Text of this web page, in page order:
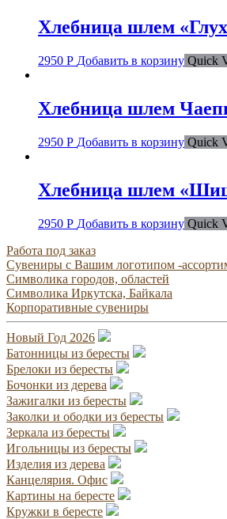
Хлебница шлем
2950 Р Добавить в корзину Quick
Хлебница шлем
2950 Р Добавить в корзину Quick
Хлебница шлем
2950 Р Добавить в корзину Quick
Работа под заказ
Сувениры с Вашим логотипом -
Символика городов, областей
Символика Иркутска, Байкала
Корпоративные сувениры
Новый Год 2026
Батонницы из бересты
Брелоки из бересты
Бочонки из дерева
Зажигалки из бересты
Заколки и ободки из бересты
Зеркала из бересты
Игольницы из бересты
Изделия из дерева
Канцелярия. Офис
Картины на бересте
Кружки в бересте